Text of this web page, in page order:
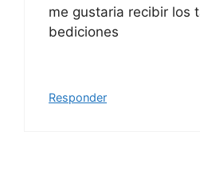
me gustaria recibir los
bediciones
Responder